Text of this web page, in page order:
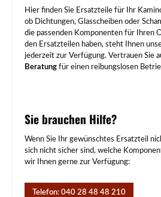
Hier finden Sie Ersatzteile für Ihr
ob Dichtungen, Glasscheiben oder
die passenden Komponenten für Ihren
den Ersatzteilen haben, steht Ihnen
jederzeit zur Verfügung. Vertrauen Sie
Beratung für einen reibungslosen
Sie brauchen Hilfe?
Wenn Sie Ihr gewünschtes Ersatzteil
sich nicht sicher sind, welche
wir Ihnen gerne zur Verfügung:
Telefon: 040 28 48 48 210